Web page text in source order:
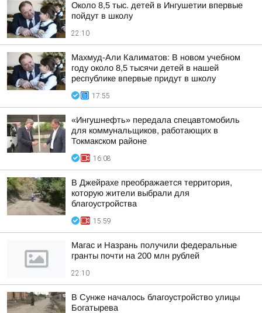
Около 8,5 тыс. детей в Ингушетии впервые
пойдут в школу
22:10
Махмуд-Али Калиматов: В новом учебном
году около 8,5 тысячи детей в нашей
республике впервые придут в школу
17:55
«Ингушнефть» передала спецавтомобиль
для коммунальщиков, работающих в
Токмакском районе
16:08
В Джейрахе преображается территория,
которую жители выбрали для
благоустройства
15:59
Магас и Назрань получили федеральные
гранты почти на 200 млн рублей
22:10
В Сунже началось благоустройство улицы
Богатырева